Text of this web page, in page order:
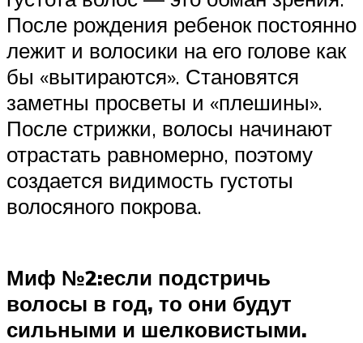
После рождения ребенок постоянно
лежит и волосики на его голове как
бы «вытираются». Становятся
заметны просветы и «плешины».
После стрижки, волосы начинают
отрастать равномерно, поэтому
создается видимость густоты
волосяного покрова.
Миф №2:если подстричь
волосы в год, то они будут
сильными и шелковистыми.